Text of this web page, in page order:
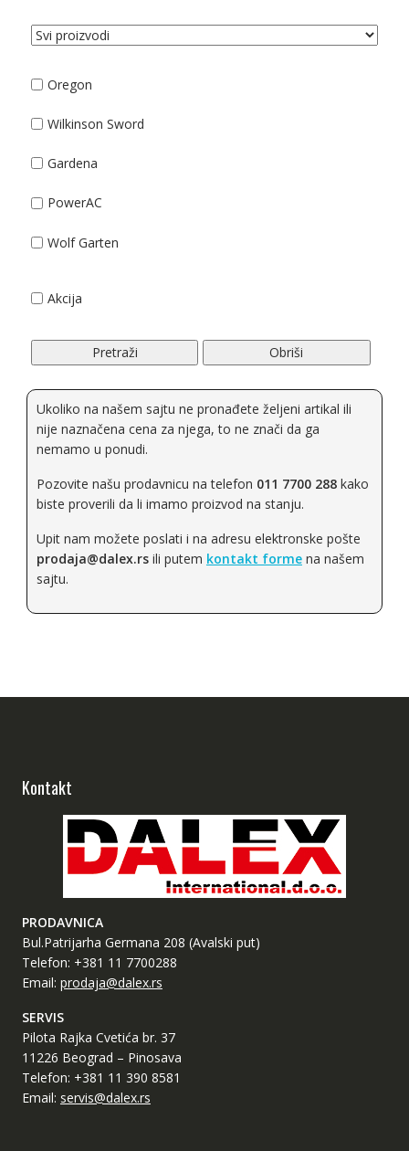
Oregon
Wilkinson Sword
Gardena
PowerAC
Wolf Garten
Echo
Husqvarna
Bertolini
OleoMac
Villager
Tecomec
Loncin
Akcija
Pretraži Obriši
Ukoliko na našem sajtu ne pronađete željeni artikal ili
nije naznačena cena za njega, to ne znači da ga
nemamo u ponudi.
Pozovite našu prodavnicu na telefon 011 7700 288kako
biste proverili da li imamo proizvod na stanju.
Upit nam možete poslati i na adresu elektronske pošte
prodaja@dalex.rsili putem kontakt forme na našem
sajtu.
Kontakt
PRODAVNICA
Bul.Patrijarha Germana 208 (Avalski put)
Telefon: +381 11 7700288
Email: prodaja@dalex.rs
SERVIS
Pilota Rajka Cvetića br. 37
11226 Beograd – Pinosava
Telefon: +381 11 390 8581
Email: servis@dalex.rs